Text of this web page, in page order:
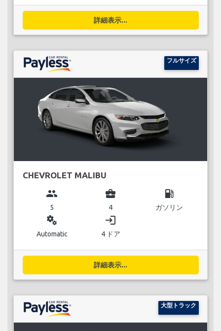
詳細表示...
フルサイズ
CHEVROLET MALIBU
group
5
business_center
4
local_gas_station
ガソリン
miscellaneous_services
Automatic
login
4 ドア
詳細表示...
大型トラック